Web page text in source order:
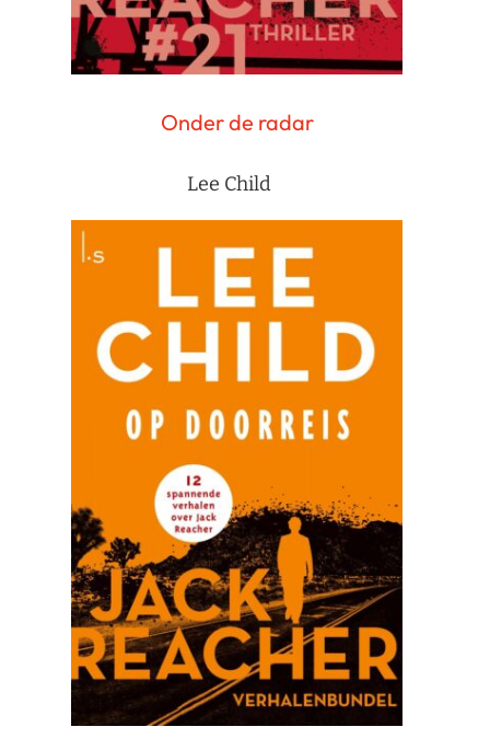
Onder de radar
Lee Child